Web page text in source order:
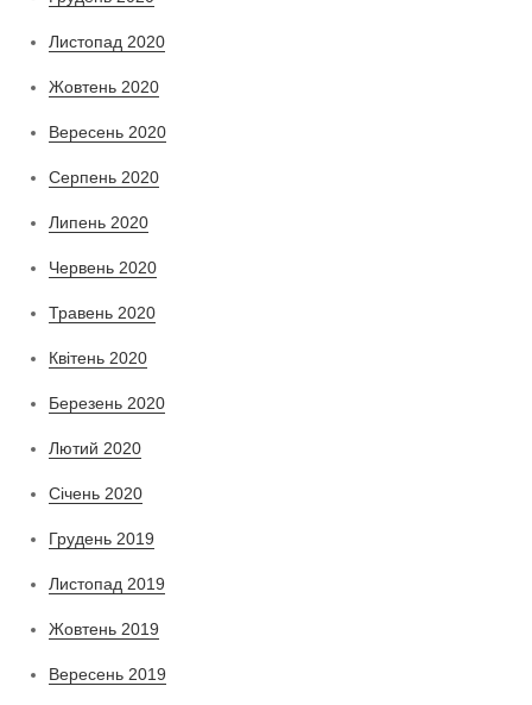
Листопад 2020
Жовтень 2020
Вересень 2020
Серпень 2020
Липень 2020
Червень 2020
Травень 2020
Квітень 2020
Березень 2020
Лютий 2020
Січень 2020
Грудень 2019
Листопад 2019
Жовтень 2019
Вересень 2019